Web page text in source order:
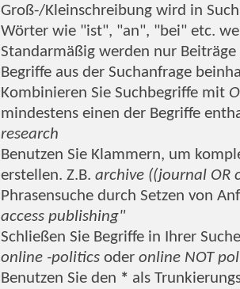
Groß-/Kleinschreibung wird in
Wörter wie "ist", "an", "bei" etc.
Standarmäßig werden nur
Begriffe aus der Suchanfrage
Kombinieren Sie Suchbegriffe mit
mindestens einen der Begriffe
research
Benutzen Sie Klammern, um
erstellen. Z.B. archive ((journal OR
Phrasensuche durch Setzen von
access publishing"
Schließen Sie Begriffe in Ihrer
online -politicsoder online NOT
Benutzen Sie den * als